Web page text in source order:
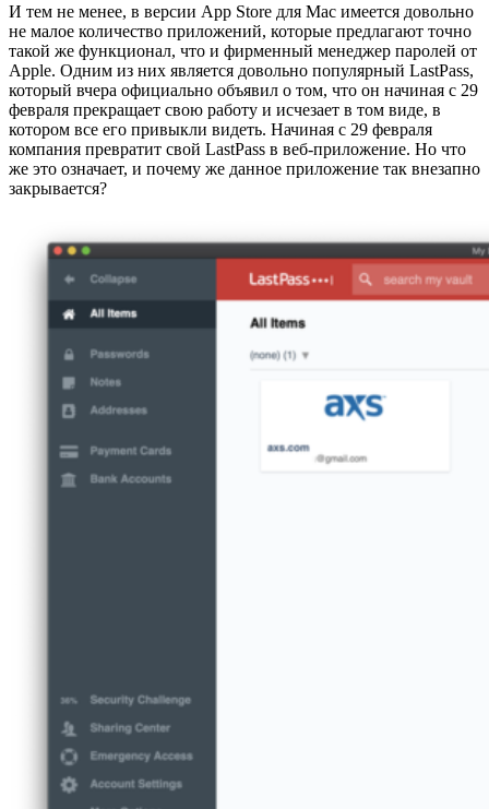
И тем не менее, в версии App Store для Mac имеется довольно
не малое количество приложений, которые предлагают точно
такой же функционал, что и фирменный менеджер паролей от
Apple. Одним из них является довольно популярный LastPass,
который вчера официально объявил о том, что он начиная с 29
февраля прекращает свою работу и исчезает в том виде, в
котором все его привыкли видеть. Начиная с 29 февраля
компания превратит свой LastPass в веб-приложение. Но что
же это означает, и почему же данное приложение так внезапно
закрывается?